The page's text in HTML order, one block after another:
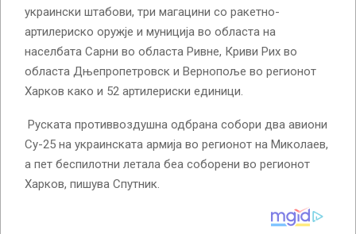
украински штабови, три магацини со ракетно-
артилериско оружје и муниција во областа на
населбата Сарни во областа Ривне, Криви Рих во
областа Дњепропетровск и Вернопоље во регионот
Харков како и 52 артилериски единици.
Руската противвоздушна одбрана собори два авиони
Су-25 на украинската армија во регионот на Миколаев,
а пет беспилотни летала беа соборени во регионот
Харков, пишува Спутник.